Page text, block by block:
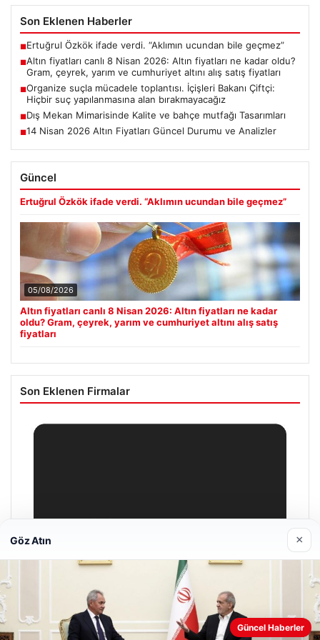
Son Eklenen Haberler
■Ertuğrul Özkök ifade verdi. “Aklımın ucundan bile geçmez”
■Altın fiyatları canlı 8 Nisan 2026: Altın fiyatları ne kadar oldu?
Gram, çeyrek, yarım ve cumhuriyet altını alış satış fiyatları
■Organize suçla mücadele toplantısı. İçişleri Bakanı Çiftçi:
Hiçbir suç yapılanmasına alan bırakmayacağız
■Dış Mekan Mimarisinde Kalite ve bahçe mutfağı Tasarımları
■14 Nisan 2026 Altın Fiyatları Güncel Durumu ve Analizler
Güncel
Ertuğrul Özkök ifade verdi. “Aklımın ucundan bile geçmez”
05/08/2026
Altın fiyatları canlı 8 Nisan 2026: Altın fiyatları ne kadar
oldu? Gram, çeyrek, yarım ve cumhuriyet altını alış satış
fiyatları
Son Eklenen Firmalar
Web sitemizi nasıl kullandığınızı daha iyi anlayabilmek,
Göz Atın ×
Güncel Haberler